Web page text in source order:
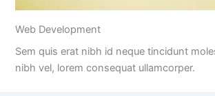
Web Development
Sem quis erat nibh id neque tincidunt
nibh vel, lorem consequat ullamcorper.